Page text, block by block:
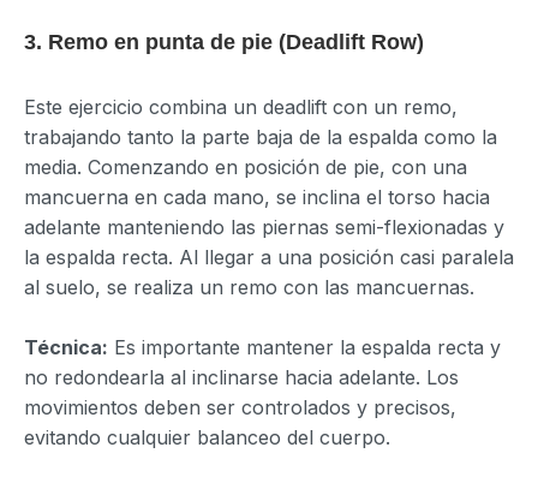
3. Remo en punta de pie (Deadlift Row)
Este ejercicio combina un deadlift con un remo,
trabajando tanto la parte baja de la espalda como la
media. Comenzando en posición de pie, con una
mancuerna en cada mano, se inclina el torso hacia
adelante manteniendo las piernas semi-flexionadas y
la espalda recta. Al llegar a una posición casi paralela
al suelo, se realiza un remo con las mancuernas.
Técnica: Es importante mantener la espalda recta y
no redondearla al inclinarse hacia adelante. Los
movimientos deben ser controlados y precisos,
evitando cualquier balanceo del cuerpo.